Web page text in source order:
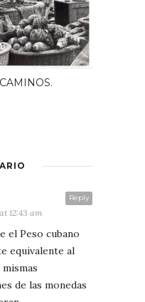
Reply
12:43 am
el Peso cubano
equivalente al
de las monedas